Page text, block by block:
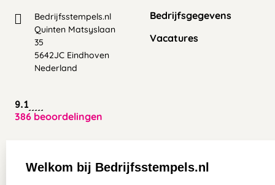
Bedrijfsstempels.nl
Quinten Matsyslaan
35
5642JC Eindhoven
Nederland
9.1
386 beoordelingen
Bedrijfsgegevens
Vacatures
Aanvraag op maat
Contact opnemen
Welkom bij Bedrijfsstempels.nl